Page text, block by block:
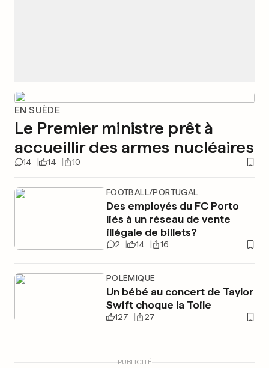
EN SUÈDE
Le Premier ministre prêt à
accueillir des armes nucléaires
14 14 10
FOOTBALL/PORTUGAL
Des employés du FC Porto
liés à un réseau de vente
illégale de billets?
2 14 16
POLÉMIQUE
Un bébé au concert de Taylor
Swift choque la Toile
127 27
PUBLICITÉ